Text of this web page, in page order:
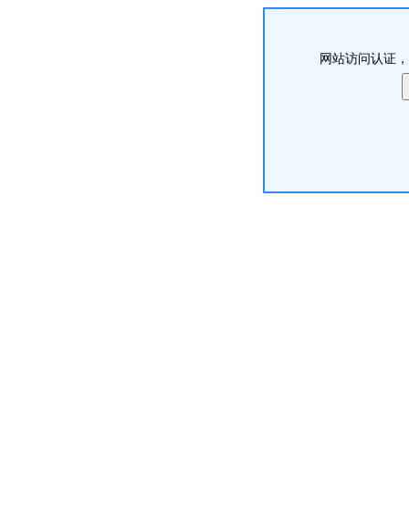
网站访问认证